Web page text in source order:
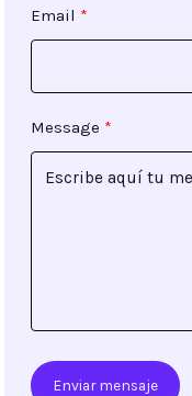
Email
Message
Enviar mensaje